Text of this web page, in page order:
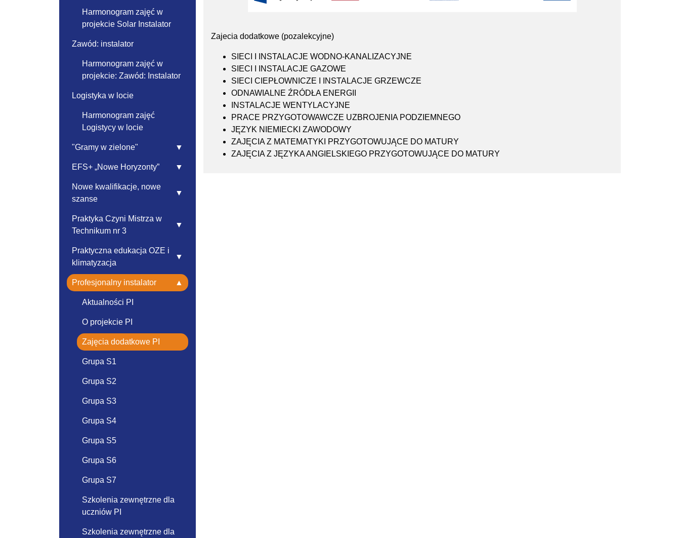
Zajecia dodatkowe (pozalekcyjne)
SIECI I INSTALACJE WODNO-KANALIZACYJNE
SIECI I INSTALACJE GAZOWE
SIECI CIEPŁOWNICZE I INSTALACJE GRZEWCZE
ODNAWIALNE ŹRÓDŁA ENERGII
INSTALACJE WENTYLACYJNE
PRACE PRZYGOTOWAWCZE UZBROJENIA PODZIEMNEGO
JĘZYK NIEMIECKI ZAWODOWY
ZAJĘCIA Z MATEMATYKI PRZYGOTOWUJĄCE DO MATURY
ZAJĘCIA Z JĘZYKA ANGIELSKIEGO PRZYGOTOWUJĄCE DO MATURY
Harmonogram zajęć w
projekcie Solar Instalator
Zawód: instalator
Harmonogram zajęć w
projekcie: Zawód: Instalator
Logistyka w locie
Harmonogram zajęć
Logistycy w locie
"Gramy w zielone"
EFS+ „Nowe Horyzonty”
Nowe kwalifikacje, nowe
szanse
Praktyka Czyni Mistrza w
Technikum nr 3
Praktyczna edukacja OZE i
klimatyzacja
Profesjonalny instalator
Aktualności PI
O projekcie PI
Zajęcia dodatkowe PI
Grupa S1
Grupa S2
Grupa S3
Grupa S4
Grupa S5
Grupa S6
Grupa S7
Szkolenia zewnętrzne dla
uczniów PI
Szkolenia zewnętrzne dla